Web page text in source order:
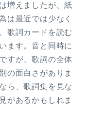
増えましたが、紙
は最近では少なく
歌詞カードを読む
ます。音と同時に
すが、歌詞の全体
の面白さがありま
ら、歌詞集を見な
があるかもしれま